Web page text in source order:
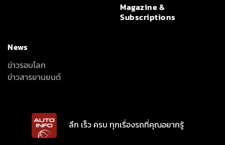
Magazine &
Subscriptions
News
ข่าวรอบโลก
ข่าวสารยานยนต์
ลึก เร็ว ครบ ทุกเรื่องรถที่คุณอยากรู้